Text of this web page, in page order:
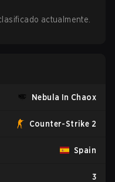
actualmente.
Nebula In Chaox
Counter-Strike 2
Spain
3